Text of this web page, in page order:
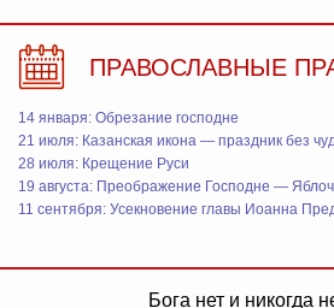
ПРАВОСЛАВНЫЕ
14 января: Обрезание господне
21 июля: Казанская икона — праздник без
28 июля: Крещение Руси
19 августа: Преображение Господне —
11 сентября: Усекновение главы Иоанна
Бога нет и никогда